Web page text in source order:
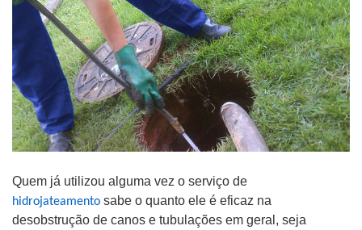
Quem já utilizou alguma vez o serviço de
hidrojateamento sabe o quanto ele é eficaz na
desobstrução de canos e tubulações em geral, seja